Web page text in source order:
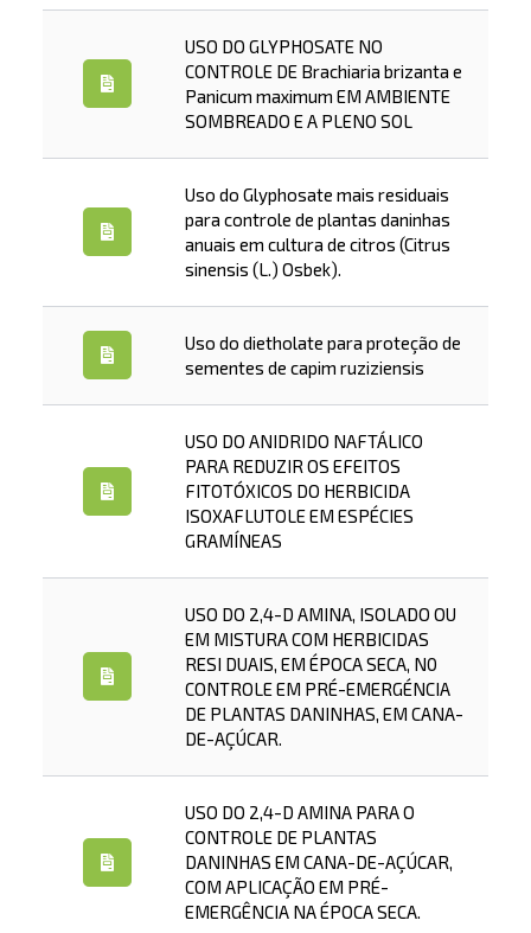
USO DO GLYPHOSATE NO
CONTROLE DE Brachiaria brizanta e
Panicum maximum EM AMBIENTE
SOMBREADO E A PLENO SOL
Uso do Glyphosate mais residuais
para controle de plantas daninhas
anuais em cultura de citros (Citrus
sinensis (L.) Osbek).
Uso do dietholate para proteção de
sementes de capim ruziziensis
USO DO ANIDRIDO NAFTÁLICO
PARA REDUZIR OS EFEITOS
FITOTÓXICOS DO HERBICIDA
ISOXAFLUTOLE EM ESPÉCIES
GRAMÍNEAS
USO DO 2,4-D AMINA, ISOLADO OU
EM MISTURA COM HERBICIDAS
RESI DUAIS, EM ÉPOCA SECA, N0
CONTROLE EM PRÉ-EMERGÉNCIA
DE PLANTAS DANINHAS, EM CANA-
DE-AÇÚCAR.
USO DO 2,4-D AMINA PARA O
CONTROLE DE PLANTAS
DANINHAS EM CANA-DE-AÇÚCAR,
COM APLICAÇÃO EM PRÉ-
EMERGÊNCIA NA ÉPOCA SECA.